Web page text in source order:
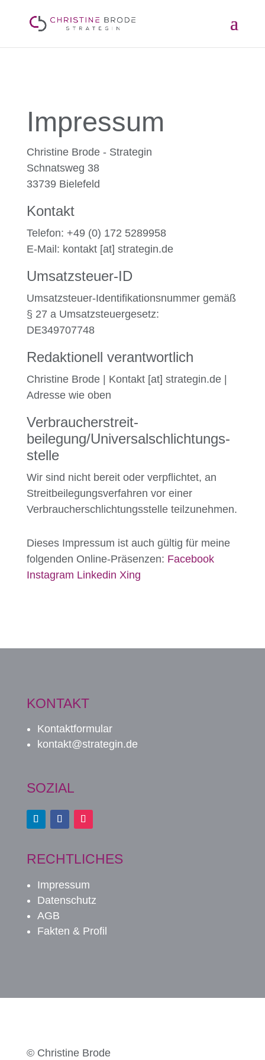
Impressum
Christine Brode - Strategin
Schnatsweg 38
33739 Bielefeld
Kontakt
Telefon: +49 (0) 172 5289958
E-Mail: kontakt [at] strategin.de
Umsatzsteuer-ID
Umsatzsteuer-Identifikationsnummer gemäß
§ 27 a Umsatzsteuergesetz:
DE349707748
Redaktionell verantwortlich
Christine Brode | Kontakt [at] strategin.de |
Adresse wie oben
Verbraucher­streit­
beilegung/Universal­schlichtungs­
stelle
Wir sind nicht bereit oder verpflichtet, an
Streitbeilegungsverfahren vor einer
Verbraucherschlichtungsstelle teilzunehmen.
Dieses Impressum ist auch gültig für meine
folgenden Online-Präsenzen: Facebook
Instagram Linkedin Xing
KONTAKT
Kontaktformular
kontakt@strategin.de
SOZIAL
RECHTLICHES
Impressum
Datenschutz
AGB
Fakten & Profil
© Christine Brode